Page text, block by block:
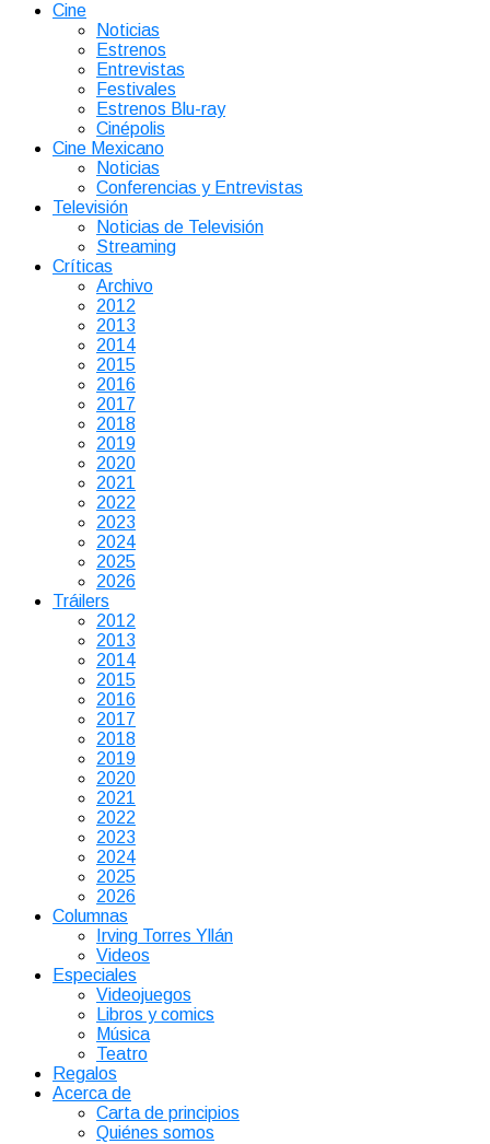
Cine
Noticias
Estrenos
Entrevistas
Festivales
Estrenos Blu-ray
Cinépolis
Cine Mexicano
Noticias
Conferencias y Entrevistas
Televisión
Noticias de Televisión
Streaming
Críticas
Archivo
2012
2013
2014
2015
2016
2017
2018
2019
2020
2021
2022
2023
2024
2025
2026
Tráilers
2012
2013
2014
2015
2016
2017
2018
2019
2020
2021
2022
2023
2024
2025
2026
Columnas
Irving Torres Yllán
Videos
Especiales
Videojuegos
Libros y comics
Música
Teatro
Regalos
Acerca de
Carta de principios
Quiénes somos